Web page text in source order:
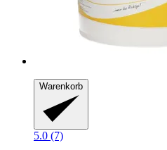
Warenkorb
5.0 (7)